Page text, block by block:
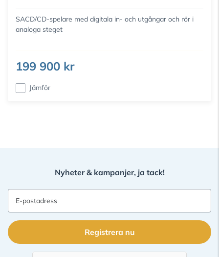
SACD/CD-spelare med digitala in- och utgångar och rör i
analoga steget
199 900 kr
Jämför
Nyheter & kampanjer, ja tack!
E-postadress
Registrera nu